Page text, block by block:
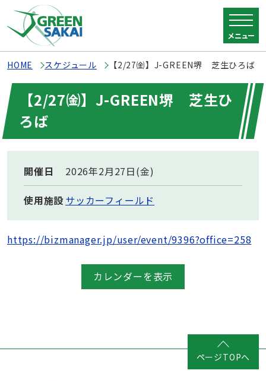
メニュー
HOME スケジュール 【2/27㈮】J-GREEN堺 芝生ひろば
【2/27㈮】J-GREEN堺 芝生ひ
ろば
開催日 2026年2月27日(金)
使用施設サッカーフィールド
https://bizmanager.jp/user/event/9396?office=258
カレンダーを表示
ページTOPへ